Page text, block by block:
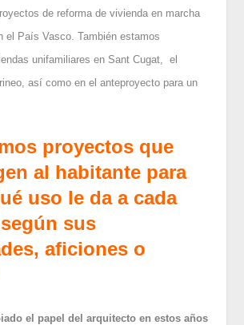
de reforma de vivienda en marcha
el País Vasco. También estamos
unifamiliares en Sant Cugat, el
así como en el anteproyecto para un
proyectos que
al habitante para
uso le da a cada
sus
aficiones o
el papel del arquitecto en estos años